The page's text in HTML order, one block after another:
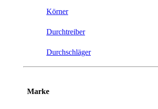
Körner
Durchtreiber
Durchschläger
Marke